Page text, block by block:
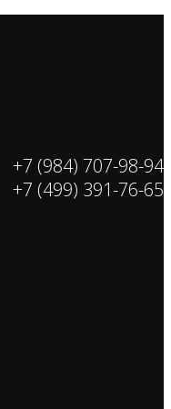
+7 (984) 707-98-94
+7 (499) 391-76-65